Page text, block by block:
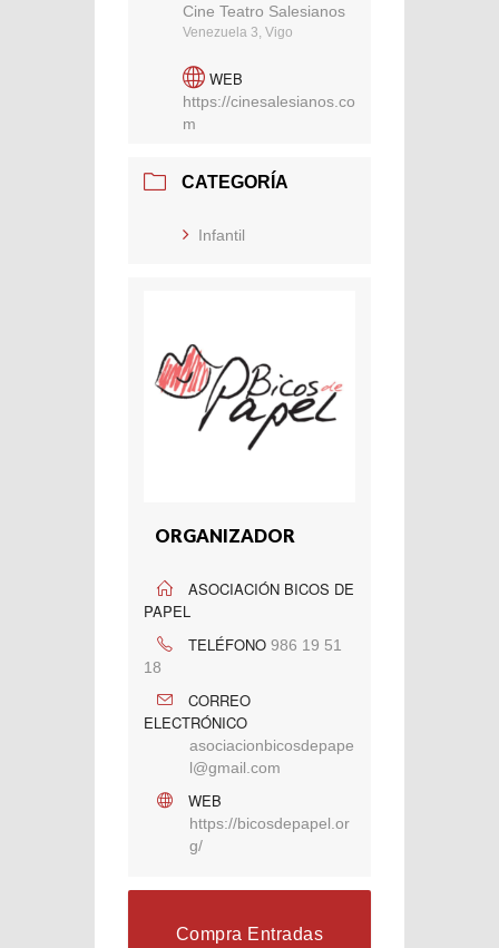
Cine Teatro Salesianos
Venezuela 3, Vigo
WEB
https://cinesalesianos.co
m
CATEGORÍA
Infantil
ORGANIZADOR
ASOCIACIÓN BICOS DE
PAPEL
TELÉFONO 986 19 51
18
CORREO
ELECTRÓNICO
asociacionbicosdepape
l@gmail.com
WEB
https://bicosdepapel.or
g/
Compra Entradas